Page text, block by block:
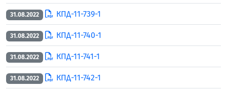
31.08.2022 КПД-11-739-1
31.08.2022 КПД-11-740-1
31.08.2022 КПД-11-741-1
31.08.2022 КПД-11-742-1